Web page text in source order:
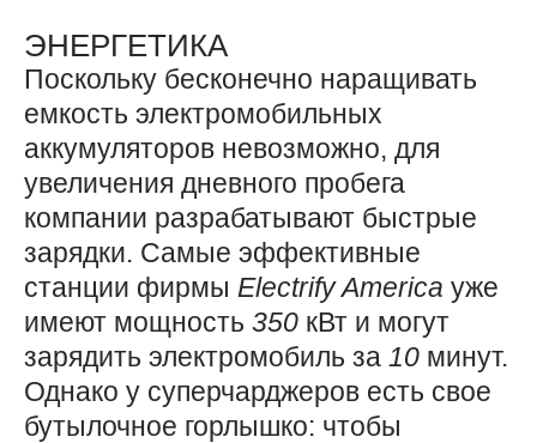
ЭНЕРГЕТИКА
Поскольку бесконечно наращивать
емкость электромобильных
аккумуляторов невозможно, для
увеличения дневного пробега
компании разрабатывают быстрые
зарядки. Самые эффективные
станции фирмы ElectrifyAmerica уже
имеют мощность 350 кВт и могут
зарядить электромобиль за 10 минут.
Однако у суперчарджеров есть свое
бутылочное горлышко: чтобы